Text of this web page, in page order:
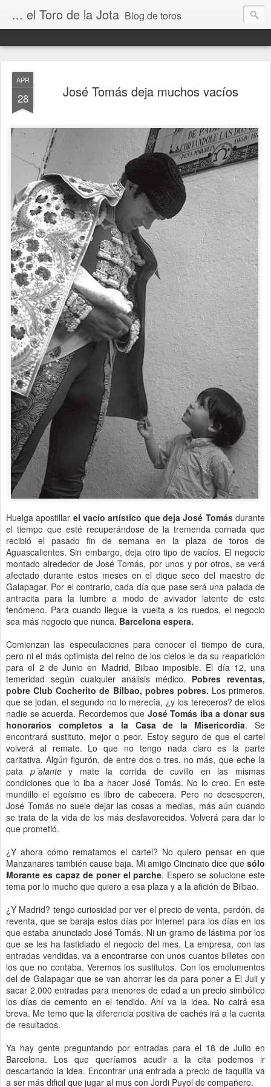
... el Toro de la Jota Blog de toros
APR
28 José Tomás deja muchos vacíos
Huelga apostillar el vacío artístico que deja José Tomásdurante
el tiempo que esté recuperándose de la tremenda cornada que
recibió el pasado fin de semana en la plaza de toros de
Aguascalientes. Sin embargo, deja otro tipo de vacíos. El negocio
montado alrededor de José Tomás, por unos y por otros, se verá
afectado durante estos meses en el dique seco del maestro de
Galapagar. Por el contrario, cada día que pase será una palada de
antracita para la lumbre a modo de avivador latente de este
fenómeno. Para cuando llegue la vuelta a los ruedos, el negocio
sea más negocio que nunca. Barcelona espera.
Comienzan las especulaciones para conocer el tiempo de cura,
pero ni el más optimista del reino de los cielos le da su reaparición
para el 2 de Junio en Madrid, Bilbao imposible. El día 12, una
temeridad según cualquier análisis médico. Pobres reventas,
pobre Club Cocherito de Bilbao, pobres pobres. Los primeros,
que se jodan, el segundo no lo merecía, ¿y los tereceros? de ellos
nadie se acuerda. Recordemos que José Tomás iba a donar sus
honorarios completos a la Casa de la Misericordia. Se
encontrará sustituto, mejor o peor. Estoy seguro de que el cartel
volverá al remate. Lo que no tengo nada claro es la parte
caritativa. Algún figurón, de entre dos o tres, no más, que eche la
pata p´alantey mate la corrida de cuvillo en las mismas
condiciones que lo iba a hacer José Tomás. No lo creo. En este
mundillo el egoísmo es libro de cabecera. Pero no desesperen,
José Tomás no suele dejar las cosas a medias, más aún cuando
se trata de la vida de los más desfavorecidos. Volverá para dar lo
que prometió.
¿Y ahora cómo rematamos el cartel? No quiero pensar en que
Manzanares también cause baja. Mi amigo Cincinato dice que sólo
Morante es capaz de poner el parche. Espero se solucione este
tema por lo mucho que quiero a esa plaza y a la afición de Bilbao.
¿Y Madrid? tengo curiosidad por ver el precio de venta, perdón, de
reventa, que se baraja estos días por internet para los días en los
que estaba anunciado José Tomás. Ni un gramo de lástima por los
que se les ha fastidiado el negocio del mes. La empresa, con las
entradas vendidas, va a encontrarse con unos cuantos billetes con
los que no contaba. Veremos los sustitutos. Con los emolumentos
del de Galapagar que se van ahorrar les da para poner a El Juli y
sacar 2.000 entradas para menores de edad a un precio simbólico
los días de cemento en el tendido. Ahí va la idea. No cairá esa
breva. Me temo que la diferencia positiva de cachés irá a la cuenta
de resultados.
Ya hay gente preguntando por entradas para el 18 de Julio en
Barcelona. Los que queríamos acudir a la cita podemos ir
descartando la idea. Encontrar una entrada a precio de taquilla va
a ser más dificil que jugar al mus con Jordi Puyol de compañero.